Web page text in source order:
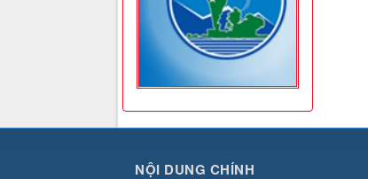
NỘI DUNG CHÍNH